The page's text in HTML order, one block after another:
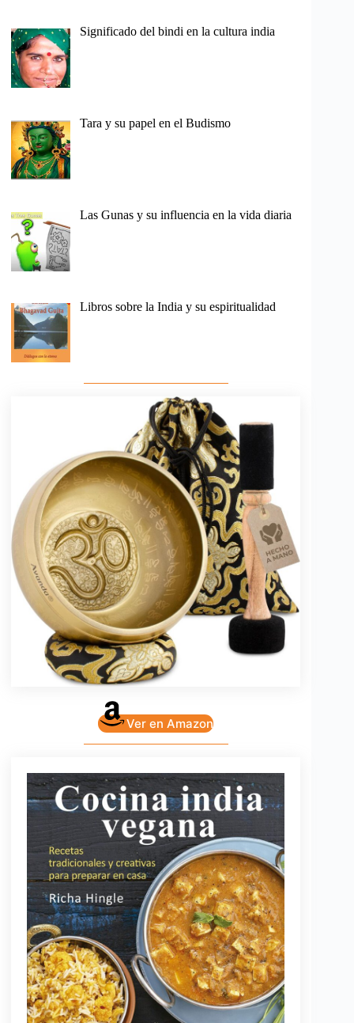
Significado del bindi en la cultura india
Tara y su papel en el Budismo
Las Gunas y su influencia en la vida diaria
Libros sobre la India y su espiritualidad
Ver en Amazon